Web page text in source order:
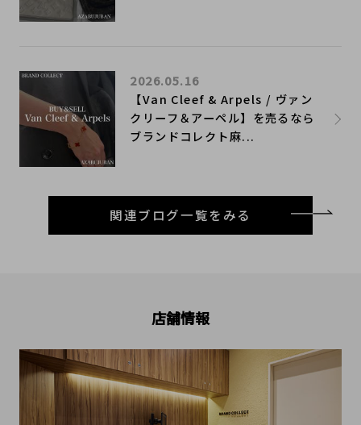
【Van Cleef & Arpels / ヴァン
クリーフ＆アーペル】を売るなら
ブランドコレクト麻...
2026.05.16
関連ブログ一覧をみる
店舗情報